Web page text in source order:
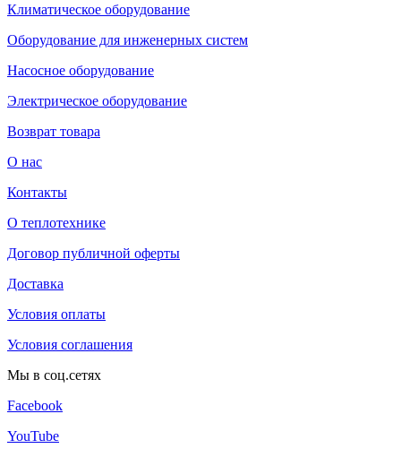
Климатическое оборудование
Оборудование для инженерных систем
Насосное оборудование
Электрическое оборудование
Возврат товара
О нас
Контакты
О теплотехнике
Договор публичной оферты
Доставка
Условия оплаты
Условия соглашения
Мы в соц.сетях
Facebook
YouTube